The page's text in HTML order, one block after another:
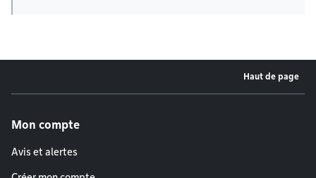
Haut de page
Mon compte
Avis et alertes